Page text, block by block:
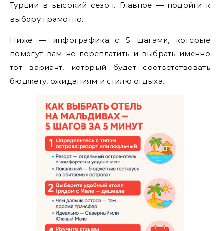
Турции в высокий сезон. Главное — подойти к
выбору грамотно.
Ниже — инфографика с 5 шагами, которые
помогут вам не переплатить и выбрать именно
тот вариант, который будет соответствовать
бюджету, ожиданиям и стилю отдыха.